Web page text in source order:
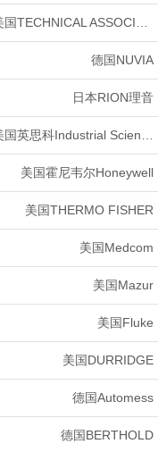
德国NUVIA
日本RION理音
美国霍尼韦尔Honeywell
美国THERMO FISHER
美国Medcom
美国Mazur
美国Fluke
美国DURRIDGE
德国Automess
德国BERTHOLD